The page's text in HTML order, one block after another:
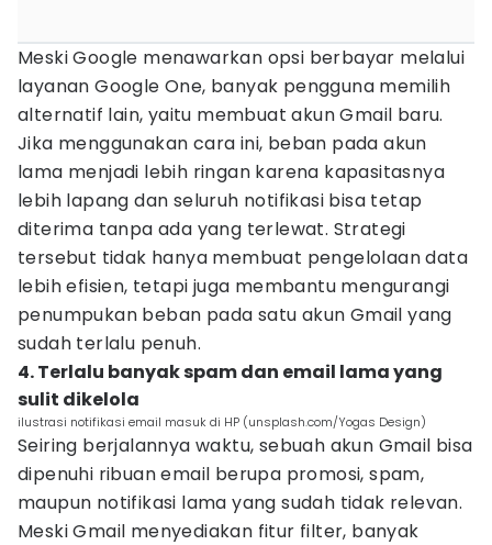
Meski Google menawarkan opsi berbayar melalui
layanan Google One, banyak pengguna memilih
alternatif lain, yaitu membuat akun Gmail baru.
Jika menggunakan cara ini, beban pada akun
lama menjadi lebih ringan karena kapasitasnya
lebih lapang dan seluruh notifikasi bisa tetap
diterima tanpa ada yang terlewat. Strategi
tersebut tidak hanya membuat pengelolaan data
lebih efisien, tetapi juga membantu mengurangi
penumpukan beban pada satu akun Gmail yang
sudah terlalu penuh.
4. Terlalu banyak spam dan email lama yang
sulit dikelola
ilustrasi notifikasi email masuk di HP (unsplash.com/Yogas Design)
Seiring berjalannya waktu, sebuah akun Gmail bisa
dipenuhi ribuan email berupa promosi, spam,
maupun notifikasi lama yang sudah tidak relevan.
Meski Gmail menyediakan fitur filter, banyak